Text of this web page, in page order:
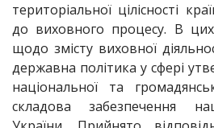
територіальної цілісності
до виховного процесу. В
щодо змісту виховної
державна політика у сфері
національної та
складова забезпечення